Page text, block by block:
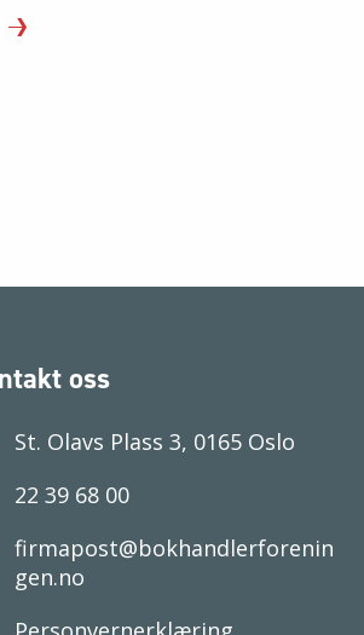
oss
St. Olavs Plass 3, 0165 Oslo
22 39 68 00
firmapost@bokhandlerforenin
gen.no